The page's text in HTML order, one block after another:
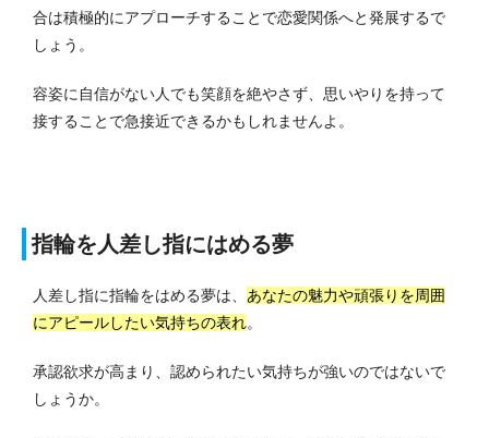
合は積極的にアプローチすることで恋愛関係へと発展するで
しょう。
容姿に自信がない人でも笑顔を絶やさず、思いやりを持って
接することで急接近できるかもしれませんよ。
指輪を人差し指にはめる夢
人差し指に指輪をはめる夢は、 あなたの魅力や頑張りを周囲
にアピールしたい気持ちの表れ。
承認欲求が高まり、認められたい気持ちが強いのではないで
しょうか。